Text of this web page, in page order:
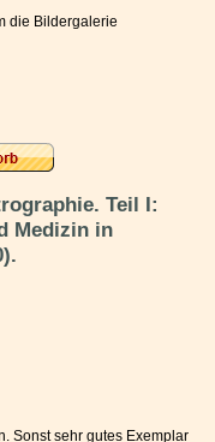
die Bildergalerie
Teil I:
Medizin in
Sonst sehr gutes Exemplar